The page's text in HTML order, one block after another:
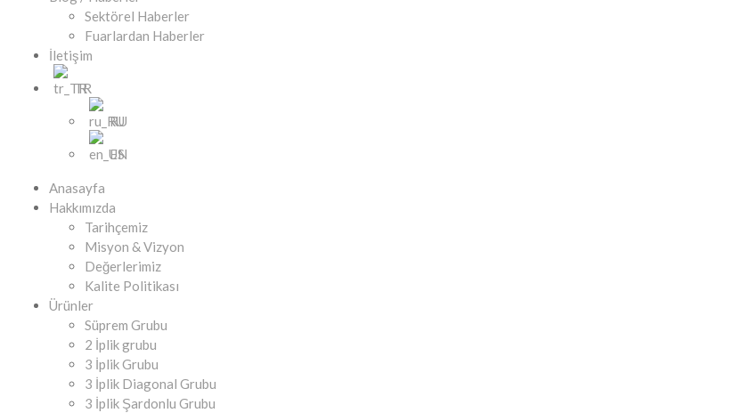
Sektörel Haberler
Fuarlardan Haberler
İletişim
TR
RU
EN
Anasayfa
Hakkımızda
Tarihçemiz
Misyon & Vizyon
Değerlerimiz
Kalite Politikası
Ürünler
Süprem Grubu
2 İplik grubu
3 İplik Grubu
3 İplik Diagonal Grubu
3 İplik Şardonlu Grubu